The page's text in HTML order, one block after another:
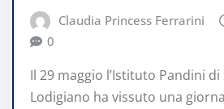
Claudia Princess Ferrarini
0
Il 29 maggio l’Istituto Pandini di
Lodigiano ha vissuto una